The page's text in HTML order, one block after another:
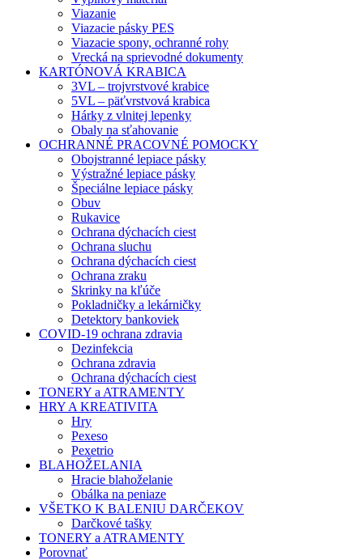
Viazanie
Viazacie pásky PES
Viazacie spony, ochranné rohy
Vrecká na sprievodné dokumenty
KARTÓNOVÁ KRABICA
3VL – trojvrstvové krabice
5VL – päťvrstvová krabica
Hárky z vlnitej lepenky
Obaly na sťahovanie
OCHRANNÉ PRACOVNÉ POMOCKY
Obojstranné lepiace pásky
Výstražné lepiace pásky
Špeciálne lepiace pásky
Obuv
Rukavice
Ochrana dýchacích ciest
Ochrana sluchu
Ochrana dýchacích ciest
Ochrana zraku
Skrinky na kľúče
Pokladničky a lekárničky
Detektory bankoviek
COVID-19 ochrana zdravia
Dezinfekcia
Ochrana zdravia
Ochrana dýchacích ciest
TONERY a ATRAMENTY
HRY A KREATIVITA
Hry
Pexeso
Pexetrio
BLAHOŽELANIA
Hracie blahoželanie
Obálka na peniaze
VŠETKO K BALENIU DARČEKOV
Darčkové tašky
TONERY a ATRAMENTY
Porovnať